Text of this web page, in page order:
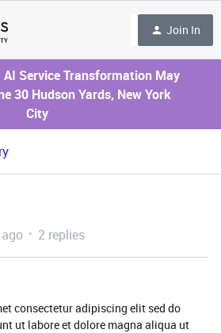
Join In
Service Transformation May
30 Hudson Yards, New York
City
2 replies
consectetur adipiscing elit sed do
ut labore et dolore magna aliqua ut